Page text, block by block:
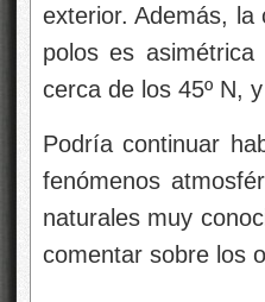
exterior. Además,
polos es
cerca de los 45º N,
Podría continuar
fenómenos
naturales muy
comentar sobre los